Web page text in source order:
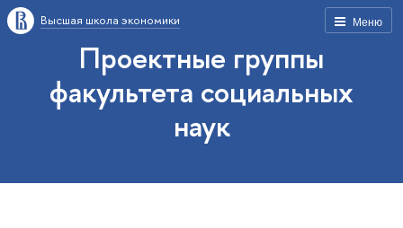
Меню
Высшая школа экономики
Проектные группы
факультета социальных
наук